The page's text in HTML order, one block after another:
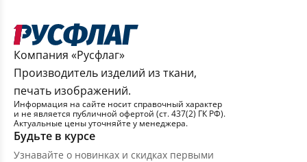
Компания «Русфлаг»
Производитель изделий из ткани,
печать изображений.
Информация на сайте носит справочный характер
и не является публичной офертой (ст. 437(2) ГК РФ).
Актуальные цены уточняйте у менеджера.
Будьте в курсе
Узнавайте о новинках и скидках первыми